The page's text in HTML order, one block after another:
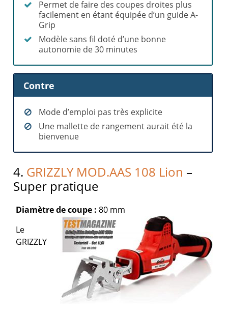
Permet de faire des coupes droites plus
facilement en étant équipée d’un guide A-
Grip
Modèle sans fil doté d’une bonne
autonomie de 30 minutes
Contre
Mode d’emploi pas très explicite
Une mallette de rangement aurait été la
bienvenue
4. GRIZZLY MOD.AAS 108 Lion –
Super pratique
Diamètre de coupe :80 mm
Le
GRIZZLY